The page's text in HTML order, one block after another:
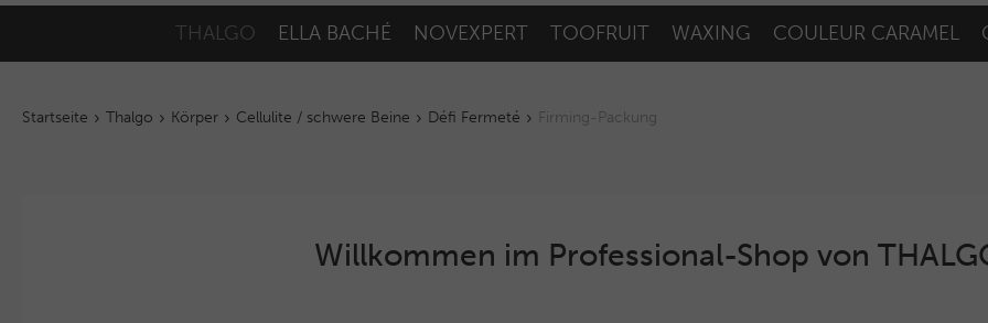
THALGO ELLA BACHÉ NOVEXPERT TOOFRUIT WAXING COULEUR CARAMEL
Startseite Thalgo Körper Cellulite / schwere Beine Défi Fermeté Firming-Packung
Willkommen im Professional-Shop von